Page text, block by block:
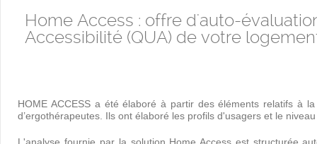
Home Access : offre d'auto-
Accessibilité (QUA) de votre
HOME ACCESS a été élaboré à partir des éléments relatifs à
d’ergothérapeutes. Ils ont élaboré les profils d'usagers et le